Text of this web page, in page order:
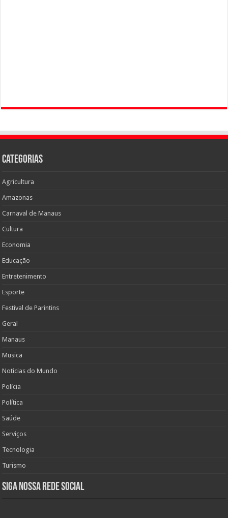
Categorias
Agricultura
Amazonas
Carnaval de Manaus
Cultura
Economia
Educação
Entretenimento
Esporte
Festival de Parintins
Geral
Manaus
Musica
Noticias do Mundo
Polícia
Política
Saúde
Serviços
Tecnologia
Turismo
Siga nossa rede social